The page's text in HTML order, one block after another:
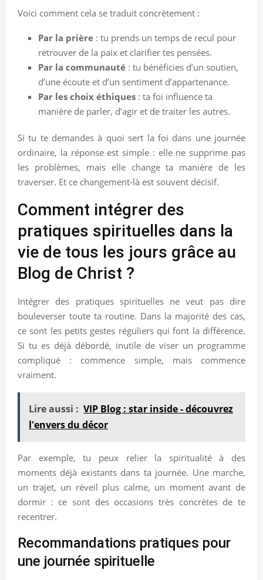
Voici comment cela se traduit concrètement :
Par la prière : tu prends un temps de recul pour
retrouver de la paix et clarifier tes pensées.
Par la communauté : tu bénéficies d’un soutien,
d’une écoute et d’un sentiment d’appartenance.
Par les choix éthiques : ta foi influence ta
manière de parler, d’agir et de traiter les autres.
Si tu te demandes à quoi sert la foi dans une journée
ordinaire, la réponse est simple : elle ne supprime pas
les problèmes, mais elle change ta manière de les
traverser. Et ce changement-là est souvent décisif.
Comment intégrer des
pratiques spirituelles dans la
vie de tous les jours grâce au
Blog de Christ ?
Intégrer des pratiques spirituelles ne veut pas dire
bouleverser toute ta routine. Dans la majorité des cas,
ce sont les petits gestes réguliers qui font la différence.
Si tu es déjà débordé, inutile de viser un programme
compliqué : commence simple, mais commence
vraiment.
Lire aussi : VIP Blog : star inside - découvrez
l'envers du décor
Par exemple, tu peux relier la spiritualité à des
moments déjà existants dans ta journée. Une marche,
un trajet, un réveil plus calme, un moment avant de
dormir : ce sont des occasions très concrètes de te
recentrer.
Recommandations pratiques pour
une journée spirituelle